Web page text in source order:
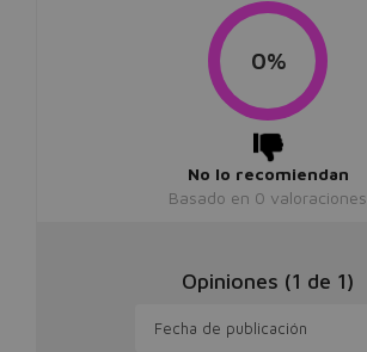
0%
No lo recomiendan
Basado en 0 valoraciones
Opiniones (1 de 1)